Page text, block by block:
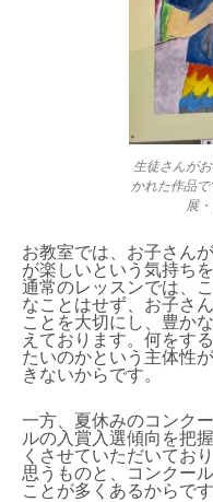
生徒さんが
かれた作品
展
お教室では、お子さん
が楽しいという気持ち
通常のレッスンでは、
なことはせず、お子さ
ことを大切にし、豊か
えております。何をす
たいのかという主体性
きないからです。
一方、夏休みのコンク
ルの入賞入選傾向を把
くさせていただいてお
思うものと、コンクー
ことが多くあるからです